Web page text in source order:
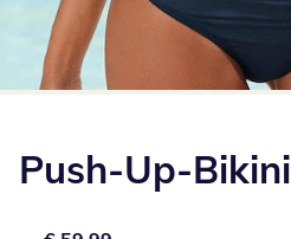
Push-Up-Bikini